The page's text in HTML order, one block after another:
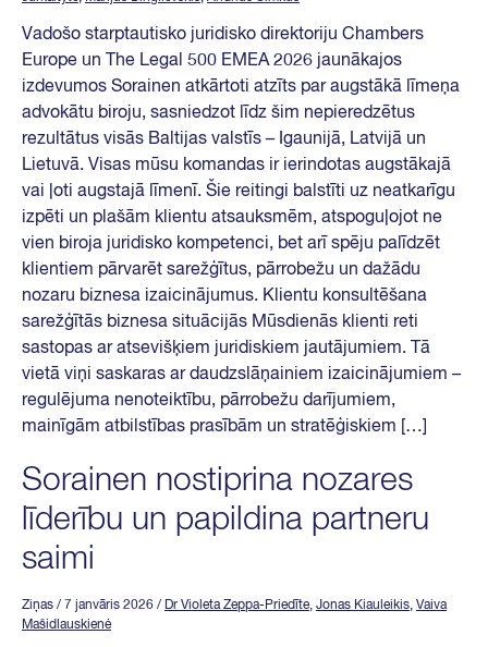
Vadošo starptautisko juridisko direktoriju Chambers
Europe un The Legal 500 EMEA 2026 jaunākajos
izdevumos Sorainen atkārtoti atzīts par augstākā līmeņa
advokātu biroju, sasniedzot līdz šim nepieredzētus
rezultātus visās Baltijas valstīs – Igaunijā, Latvijā un
Lietuvā. Visas mūsu komandas ir ierindotas augstākajā
vai ļoti augstajā līmenī. Šie reitingi balstīti uz neatkarīgu
izpēti un plašām klientu atsauksmēm, atspoguļojot ne
vien biroja juridisko kompetenci, bet arī spēju palīdzēt
klientiem pārvarēt sarežģītus, pārrobežu un dažādu
nozaru biznesa izaicinājumus. Klientu konsultēšana
sarežģītās biznesa situācijās Mūsdienās klienti reti
sastopas ar atsevišķiem juridiskiem jautājumiem. Tā
vietā viņi saskaras ar daudzslāņainiem izaicinājumiem –
regulējuma nenoteiktību, pārrobežu darījumiem,
mainīgām atbilstības prasībām un stratēģiskiem […]
Sorainen nostiprina nozares
līderību un papildina partneru
saimi
Ziņas / 7 janvāris 2026 / Dr Violeta Zeppa-Priedīte, Jonas Kiauleikis, Vaiva
Mašidlauskienė